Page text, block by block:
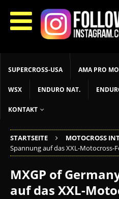
START LIVETIMING MX
MX WOMEN MXGP ADAC
SUPERCROSS-USA AMA PRO
WSX ENDURO NAT.
KONTAKT
STARTSEITE MOTOCROSS
Spannung auf das XXL-Motocross-
MXGP of
auf das XXL-